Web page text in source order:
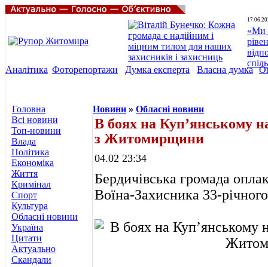
«Ми
Аналітика Фоторепортажи Думка експерта Власна думка
Головна
Всі новини
Топ-новини
Влада
Політика
Економіка
Життя
Кримінал
Спорт
Культура
Обласні новини
Україна
Цитати
Актуально
Скандали
Новини » Обласні новини
В боях на Куп’янському
з Житомирщини
04.02 23:34
Бердичівська громада
Воїна-Захисника 33-